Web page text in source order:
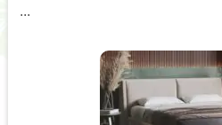
...